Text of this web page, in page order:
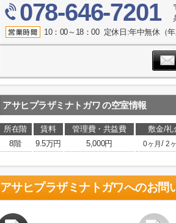
078-646-7201
10：00～18：00 定休日:年中無休（年
アサヒプラザミナトガワの空室情報
所在階 賃料 管理費・共益費 敷金/礼
8階
9.5万円 5,000円 0ヶ月/2
アサヒプラザミナトガワへのお問